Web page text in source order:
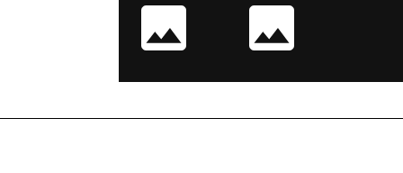
Referencia de la imagen : 4N60364